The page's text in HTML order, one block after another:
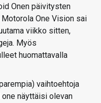
Onen päivitysten
Motorola One Vision sai
viikko sitten,
Myös
huomattavalla
vaihtoehtoja
näyttäisi olevan